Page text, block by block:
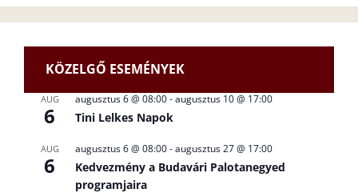
KÖZELGŐ ESEMÉNYEK
AUG
6
augusztus 6 @ 08:00-augusztus 10 @ 17:00
Tini Lelkes Napok
AUG
6
augusztus 6 @ 08:00-augusztus 27 @ 17:00
Kedvezmény a Budavári Palotanegyed
programjaira